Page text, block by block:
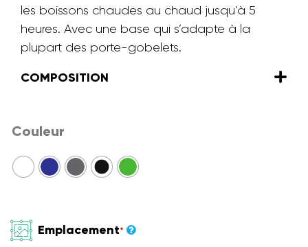
les boissons chaudes au chaud jusqu’à 5
heures. Avec une base qui s’adapte à la
plupart des porte-gobelets.
COMPOSITION
Couleur
Emplacement*